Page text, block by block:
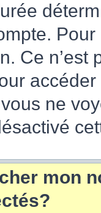
Ce
ne
mon